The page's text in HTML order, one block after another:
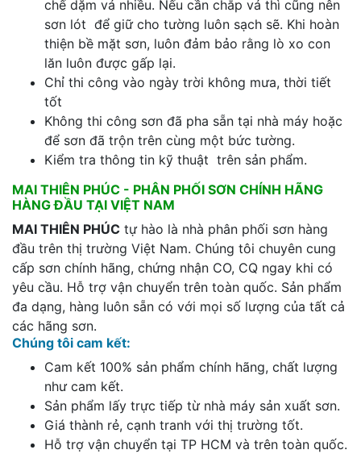
chế dặm vá nhiều. Nếu cần chắp vá thì cũng nên
sơn lót để giữ cho tường luôn sạch sẽ. Khi hoàn
thiện bề mặt sơn, luôn đảm bảo rằng lò xo con
lăn luôn được gấp lại.
Chỉ thi công vào ngày trời không mưa, thời tiết
tốt
Không thi công sơn đã pha sẵn tại nhà máy hoặc
để sơn đã trộn trên cùng một bức tường.
Kiểm tra thông tin kỹ thuật trên sản phẩm.
MAI THIÊN PHÚC - PHÂN PHỐI SƠN CHÍNH HÃNG
HÀNG ĐẦU TẠI VIỆT NAM
MAI THIÊN PHÚC tự hào là nhà phân phối sơn hàng
đầu trên thị trường Việt Nam. Chúng tôi chuyên cung
cấp sơn chính hãng, chứng nhận CO, CQ ngay khi có
yêu cầu. Hỗ trợ vận chuyển trên toàn quốc. Sản phẩm
đa dạng, hàng luôn sẵn có với mọi số lượng của tất cả
các hãng sơn.
Chúng tôi cam kết:
Cam kết 100% sản phẩm chính hãng, chất lượng
như cam kết.
Sản phẩm lấy trực tiếp từ nhà máy sản xuất sơn.
Giá thành rẻ, cạnh tranh với thị trường tốt.
Hỗ trợ vận chuyển tại TP HCM và trên toàn quốc.